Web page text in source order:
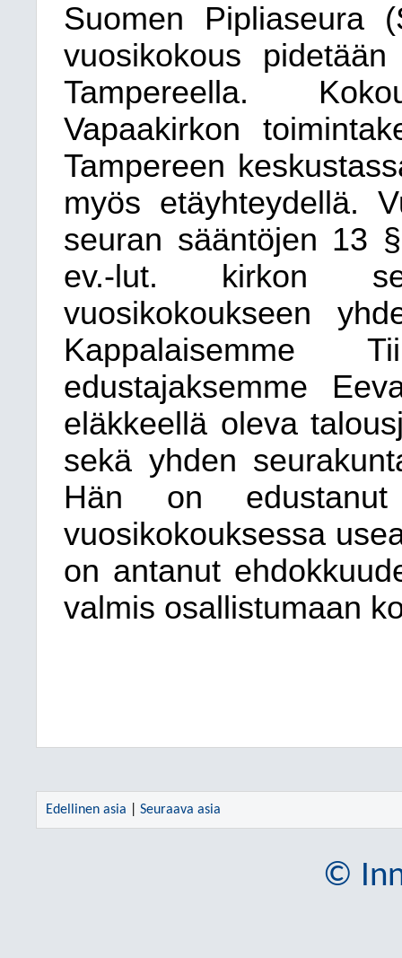
Suomen Pipliaseura
vuosikokous
Tampereella.
Vapaakirkon
Tampereen
myös etäyhteydellä.
seuran sääntöjen 13
ev.-lut. kirkon
vuosikokoukseen
Kappalaisemme
edustajaksemme
eläkkeellä oleva
sekä yhden
Hän on edustanut
vuosikokouksessa
on antanut
valmis osallistumaan
Edellinen asia Seuraava asia
©